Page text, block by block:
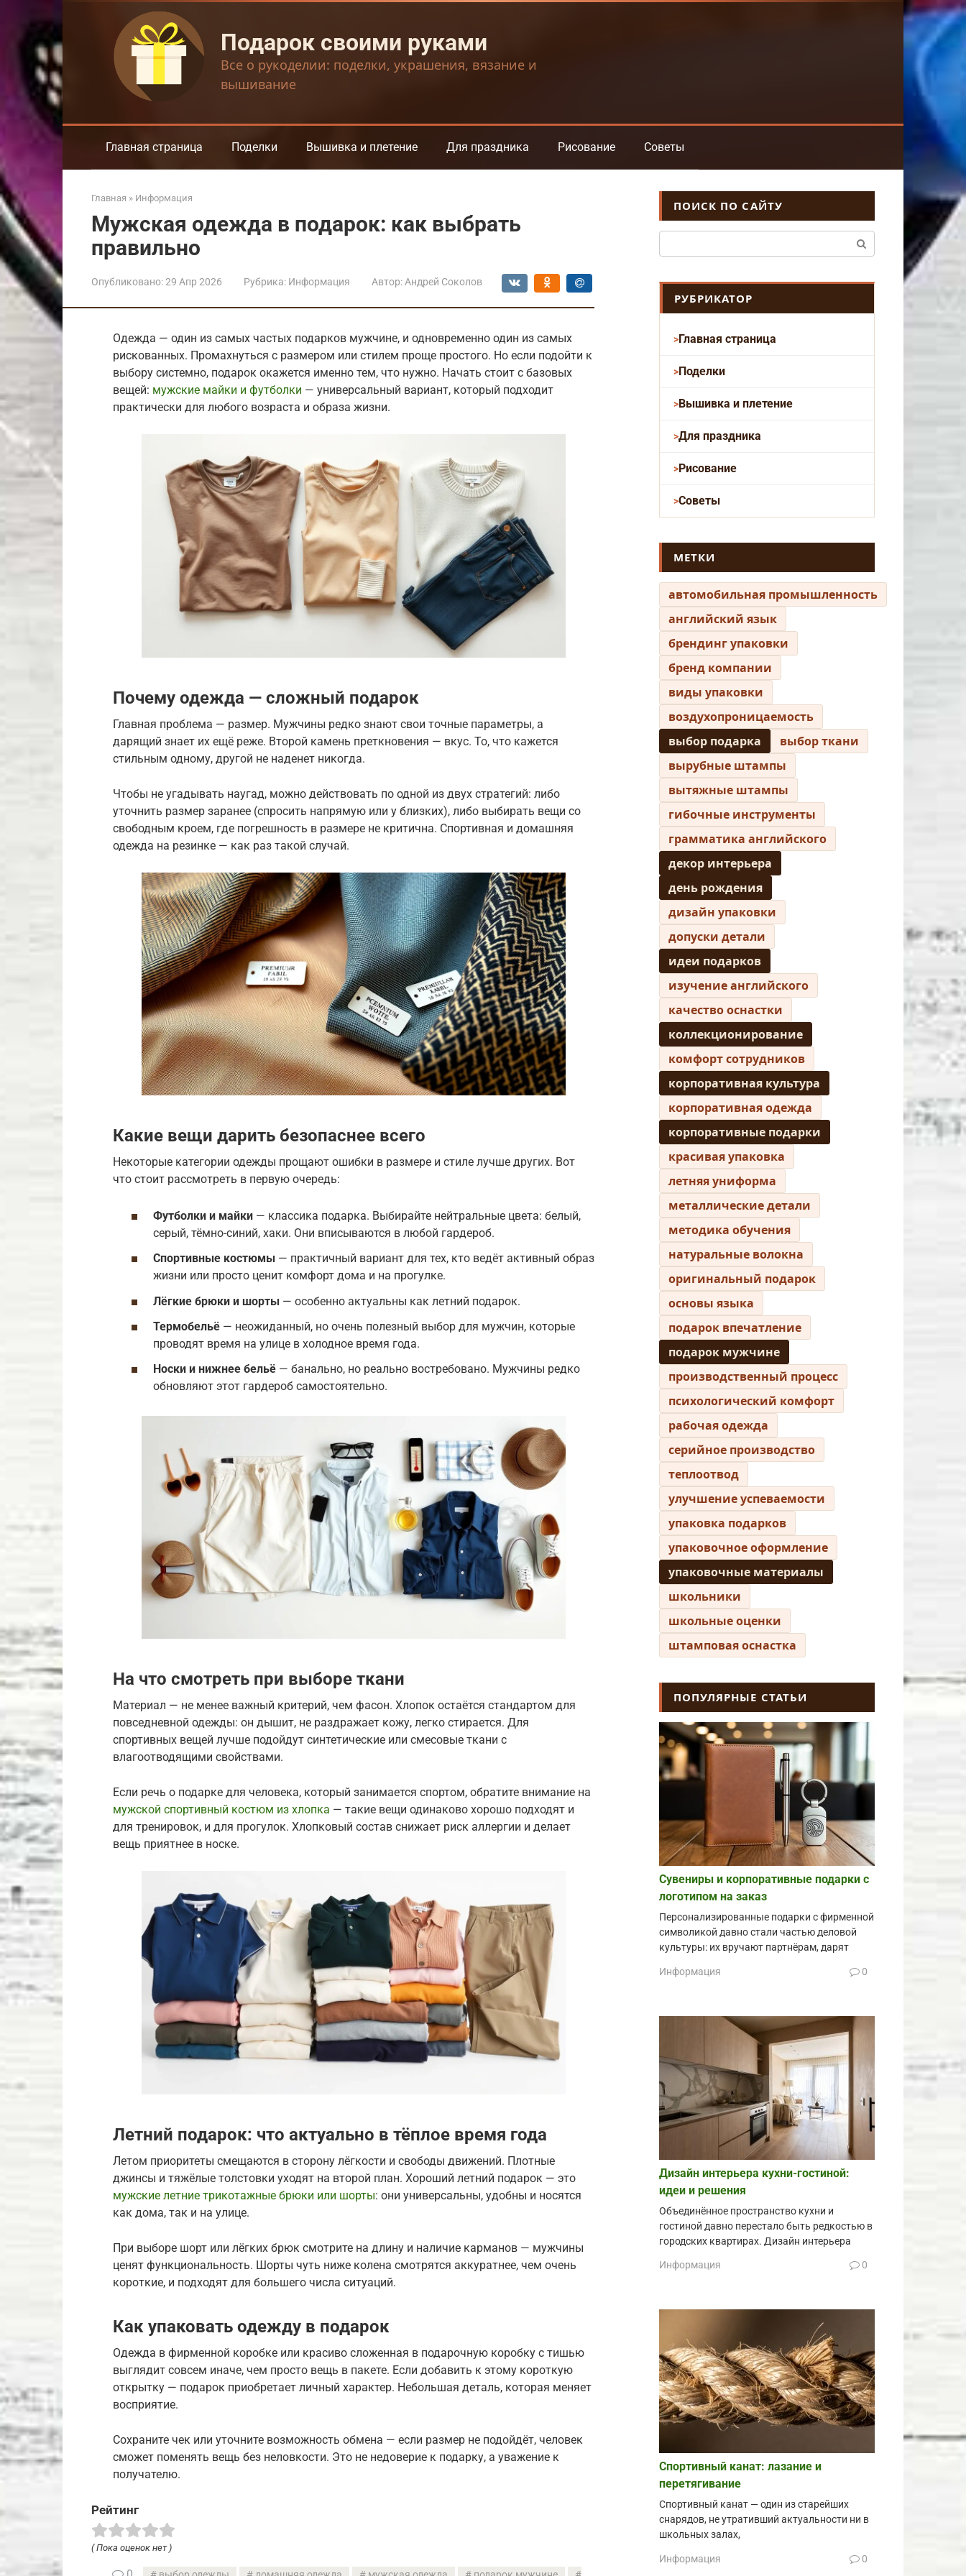
контенту
Подарок своими руками
Все о рукоделии: поделки, украшения, вязание и
вышивание
Главная страница Поделки Вышивка и плетение Для праздника Рисование Советы
Главная » Информация
Мужская одежда в подарок: как выбрать
правильно
Опубликовано:29 Апр 2026 Рубрика: Информация Автор: Андрей Соколов
Одежда — один из самых частых подарков мужчине, и одновременно один из самых
рискованных. Промахнуться с размером или стилем проще простого. Но если подойти к
выбору системно, подарок окажется именно тем, что нужно. Начать стоит с базовых
вещей: мужские майки и футболки — универсальный вариант, который подходит
практически для любого возраста и образа жизни.
Почему одежда — сложный подарок
Главная проблема — размер. Мужчины редко знают свои точные параметры, а
дарящий знает их ещё реже. Второй камень преткновения — вкус. То, что кажется
стильным одному, другой не наденет никогда.
Чтобы не угадывать наугад, можно действовать по одной из двух стратегий: либо
уточнить размер заранее (спросить напрямую или у близких), либо выбирать вещи со
свободным кроем, где погрешность в размере не критична. Спортивная и домашняя
одежда на резинке — как раз такой случай.
Какие вещи дарить безопаснее всего
Некоторые категории одежды прощают ошибки в размере и стиле лучше других. Вот
что стоит рассмотреть в первую очередь:
Футболки и майки — классика подарка. Выбирайте нейтральные цвета: белый,
серый, тёмно-синий, хаки. Они вписываются в любой гардероб.
Спортивные костюмы — практичный вариант для тех, кто ведёт активный образ
жизни или просто ценит комфорт дома и на прогулке.
Лёгкие брюки и шорты — особенно актуальны как летний подарок.
Термобельё — неожиданный, но очень полезный выбор для мужчин, которые
проводят время на улице в холодное время года.
Носки и нижнее бельё — банально, но реально востребовано. Мужчины редко
обновляют этот гардероб самостоятельно.
На что смотреть при выборе ткани
Материал — не менее важный критерий, чем фасон. Хлопок остаётся стандартом для
повседневной одежды: он дышит, не раздражает кожу, легко стирается. Для
спортивных вещей лучше подойдут синтетические или смесовые ткани с
влагоотводящими свойствами.
Если речь о подарке для человека, который занимается спортом, обратите внимание на
мужской спортивный костюм из хлопка — такие вещи одинаково хорошо подходят и
для тренировок, и для прогулок. Хлопковый состав снижает риск аллергии и делает
вещь приятнее в носке.
Летний подарок: что актуально в тёплое время года
Летом приоритеты смещаются в сторону лёгкости и свободы движений. Плотные
джинсы и тяжёлые толстовки уходят на второй план. Хороший летний подарок — это
мужские летние трикотажные брюки или шорты: они универсальны, удобны и носятся
как дома, так и на улице.
При выборе шорт или лёгких брюк смотрите на длину и наличие карманов — мужчины
ценят функциональность. Шорты чуть ниже колена смотрятся аккуратнее, чем очень
короткие, и подходят для большего числа ситуаций.
Как упаковать одежду в подарок
Одежда в фирменной коробке или красиво сложенная в подарочную коробку с тишью
выглядит совсем иначе, чем просто вещь в пакете. Если добавить к этому короткую
открытку — подарок приобретает личный характер. Небольшая деталь, которая меняет
восприятие.
Сохраните чек или уточните возможность обмена — если размер не подойдёт, человек
сможет поменять вещь без неловкости. Это не недоверие к подарку, а уважение к
получателю.
Рейтинг
( Пока оценок нет )
ПОИСК ПО САЙТУ
РУБРИКАТОР
Главная страница
Поделки
Вышивка и плетение
Для праздника
Рисование
Советы
МЕТКИ
автомобильная промышленность
английский язык
брендинг упаковки
бренд компании
виды упаковки
воздухопроницаемость
выбор подарка
выбор ткани
вырубные штампы
вытяжные штампы
гибочные инструменты
грамматика английского
декор интерьера
день рождения
дизайн упаковки
допуски детали
идеи подарков
изучение английского
качество оснастки
коллекционирование
комфорт сотрудников
корпоративная культура
корпоративная одежда
корпоративные подарки
красивая упаковка
летняя униформа
металлические детали
методика обучения
натуральные волокна
оригинальный подарок
основы языка
подарок впечатление
подарок мужчине
производственный процесс
психологический комфорт
рабочая одежда
серийное производство
теплоотвод
улучшение успеваемости
упаковка подарков
упаковочное оформление
упаковочные материалы
школьники
школьные оценки
штамповая оснастка
ПОПУЛЯРНЫЕ СТАТЬИ
Сувениры и корпоративные подарки с
логотипом на заказ
Персонализированные подарки с фирменной
символикой давно стали частью деловой
культуры: их вручают партнёрам, дарят
Информация 0
Дизайн интерьера кухни-гостиной:
идеи и решения
Объединённое пространство кухни и
гостиной давно перестало быть редкостью в
городских квартирах. Дизайн интерьера
Информация 0
Спортивный канат: лазание и
перетягивание
Спортивный канат — один из старейших
снарядов, не утративший актуальности ни в
школьных залах,
Информация 0